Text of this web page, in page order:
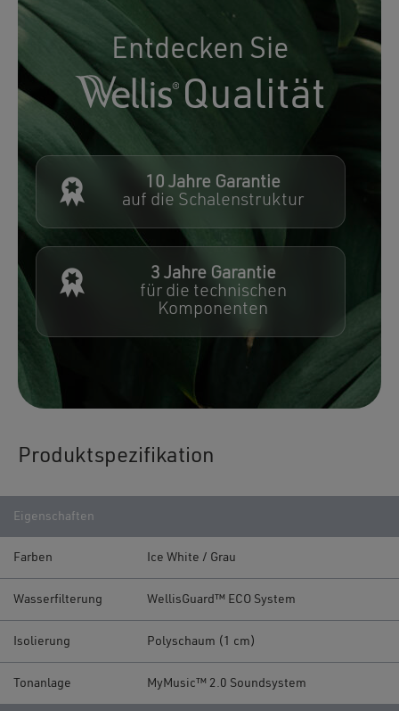
Entdecken Sie
Qualität
10 Jahre Garantie
auf die Schalenstruktur
3 Jahre Garantie
für die technischen
Komponenten
Produktspezifikation
Eigenschaften
Farben Ice White / Grau
Wasserfilterung WellisGuard™ ECO System
Isolierung Polyschaum (1 cm)
Tonanlage MyMusic™ 2.0 Soundsystem